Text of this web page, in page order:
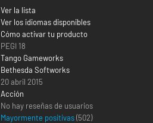
Ver la lista
Ver los idiomas disponibles
Cómo activar tu producto
PEGI 18
Tango Gameworks
Bethesda Softworks
20 abril 2015
Acción
No hay reseñas de usuarios
Mayormente positivas(502)